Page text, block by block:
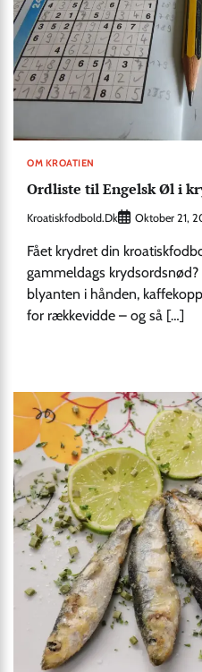
OM KROATIEN
Ordliste til Engelsk Øl i
Kroatiskfodbold.dk Oktober 21,
Fået krydret din
gammeldags
blyanten i hånden,
for rækkevidde – og så […]